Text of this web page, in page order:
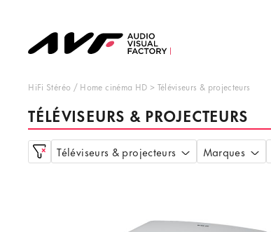
HiFi Stéréo / Home cinéma HD > Téléviseurs & projecteurs
TÉLÉVISEURS & PROJECTEURS
Téléviseurs & projecteurs Marques